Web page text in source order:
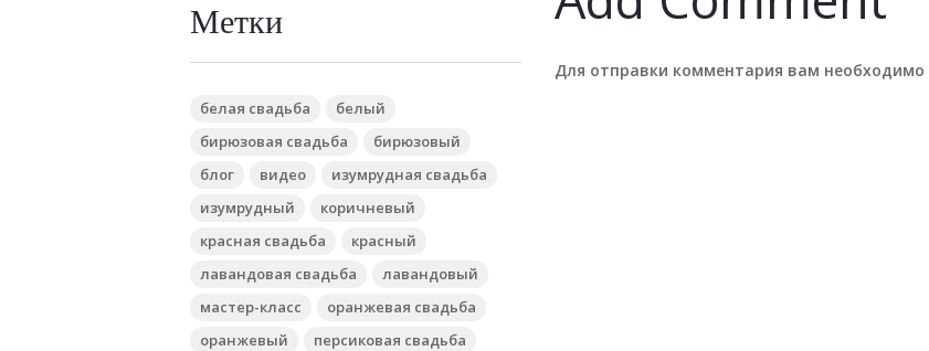
Для отправки комментария вам необходимо
Метки
белая свадьба
белый
бирюзовая свадьба
бирюзовый
блог
видео
изумрудная свадьба
изумрудный
коричневый
красная свадьба
красный
лавандовая свадьба
лавандовый
мастер-класс
оранжевая свадьба
оранжевый
персиковая свадьба